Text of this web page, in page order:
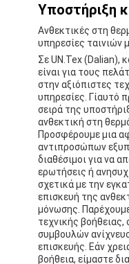
Υποστήριξη
Ανθεκτικές στη
υπηρεσίες ταινιών
Σε UN.Tex (Dalian),
είναι για τους
στην αξιόπιστες
υπηρεσίες. Γίαυτό
σειρά της
ανθεκτική στη
Προσφέρουμε μια
αντιπροσώπων
διαθέσιμοι για να
ερωτήσεις ή
σχετικά με την
επισκευή της
μόνωσης.
τεχνικής
συμβουλών
επισκευής. Εάν
βοήθεια, είμαστε